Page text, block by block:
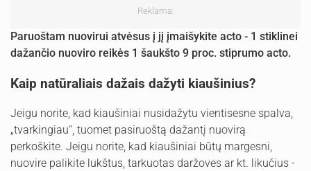
Reklama:
Paruoštam nuovirui atvėsus į jį įmaišykite acto - 1 stiklinei
dažančio nuoviro reikės 1 šaukšto 9 proc. stiprumo acto.
Kaip natūraliais dažais dažyti kiaušinius?
Jeigu norite, kad kiaušiniai nusidažytu vientisesne spalva,
„tvarkingiau“, tuomet pasiruoštą dažantį nuovirą
perkoškite. Jeigu norite, kad kiaušiniai būtų margesni,
nuovire palikite lukštus, tarkuotas daržoves ar kt. likučius -